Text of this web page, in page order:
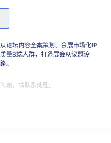
速高灵敏检测。研究通
米粒子的协同作用，成
柠檬黄的安全检测提供
论坛内容全案策划、会展市场化IP
量B端人群，打通展会从议题设
。
题，请联系处理。